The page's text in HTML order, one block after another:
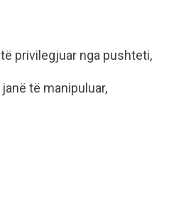
privilegjuar nga pushteti,
të manipuluar,